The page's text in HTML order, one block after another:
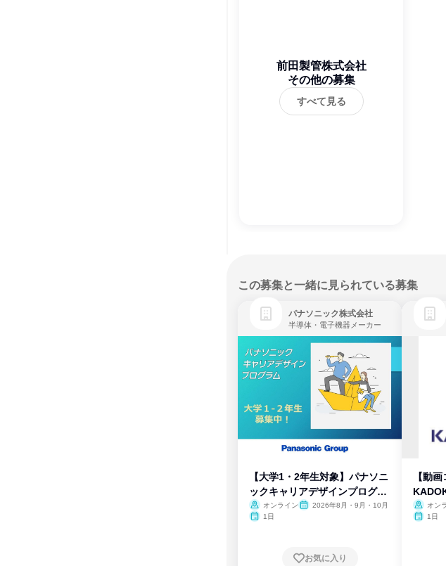
前田製管株式会社
その他の募集
すべて見る
この募集と一緒に見られている募集
パナソニック株式会社
半導体・電子機器メーカー
【大学1・2年生対象】パナソニ
ックキャリアデザインプログラ
ム
オンライン
2026年8月・9月・10月
1日
お気に入り
【動
オン
1日